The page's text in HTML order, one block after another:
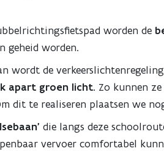
worden de
geheid worden.
wordt de
apart groen licht. Zo kunnen
dit te realiseren plaatsen we
die langs deze
vervoer comfortabel